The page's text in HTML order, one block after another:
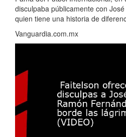
disculpaba públicamente con
quien tiene una historia de
Vanguardia.com.mx